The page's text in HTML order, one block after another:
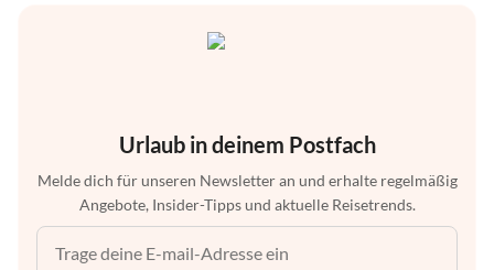
Urlaub in deinem Postfach
Melde dich für unseren Newsletter an und erhalte regelmäßig
Angebote, Insider-Tipps und aktuelle Reisetrends.